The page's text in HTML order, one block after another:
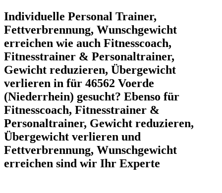
Individuelle Personal Trainer,
Fettverbrennung, Wunschgewicht
erreichen wie auch Fitnesscoach,
Fitnesstrainer & Personaltrainer,
Gewicht reduzieren, Übergewicht
verlieren in für 46562 Voerde
(Niederrhein) gesucht? Ebenso für
Fitnesscoach, Fitnesstrainer &
Personaltrainer, Gewicht reduzieren,
Übergewicht verlieren und
Fettverbrennung, Wunschgewicht
erreichen sind wir Ihr Experte